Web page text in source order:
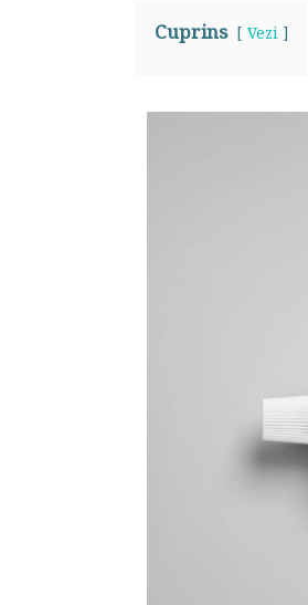
Cuprins Vezi